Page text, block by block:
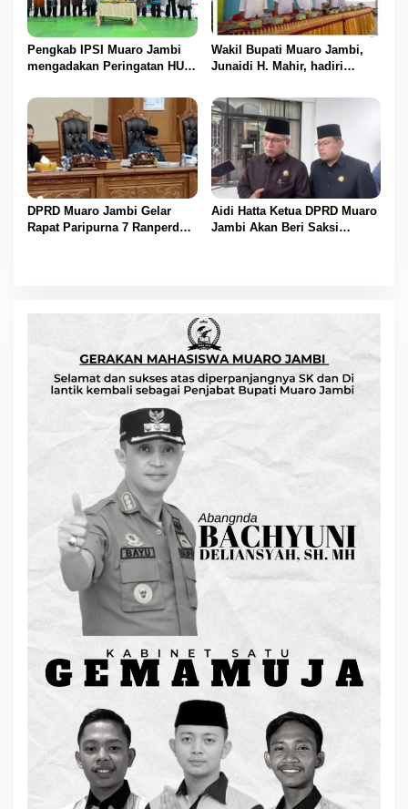
Pengkab IPSI Muaro Jambi
mengadakan Peringatan HUT
Wakil Bupati Muaro Jambi,
Junaidi H. Mahir, hadiri
Statistik (Desa Cantik) Tahun
2025
DPRD Muaro Jambi Gelar
Rapat Paripurna 7 Ranperda
Aidi Hatta Ketua DPRD Muaro
Jambi Akan Beri Saksi